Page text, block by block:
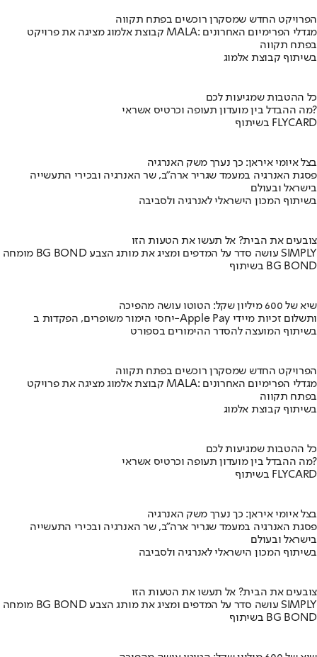
הפרויקט החדש שמסקרן רוכשים בפתח תקווה
קבוצת אלמוג מציגה את פרויקט MALA: מגדלי הפרימיום האחרונים
בפתח תקווה
בשיתוף קבוצת אלמוג
כל ההטבות שמגיעות לכם
מה ההבדל בין מועדון תעופה וכרטיס אשראי?
בשיתוף FLYCARD
בצל איומי איראן: כך נערך משק האנרגיה
פסגת האנרגיה במעמד שגריר ארה"ב, שר האנרגיה ובכירי התעשייה
בישראל ובעולם
בשיתוף המכון הישראלי לאנרגיה ולסביבה
צובעים את הבית? אל תעשו את הטעות הזו
מומחה BG BOND עושה סדר על המדפים ומציג את מותג הצבע SIMPLY
בשיתוף BG BOND
שיא של 600 מיליון שקל: הטוטו עושה מהפיכה
יחסי הימור משופרים, הפקדות ב-Apple Pay ותשלום זכיות מיידי
בשיתוף המועצה להסדר ההימורים בספורט
הפרויקט החדש שמסקרן רוכשים בפתח תקווה
קבוצת אלמוג מציגה את פרויקט MALA: מגדלי הפרימיום האחרונים
בפתח תקווה
בשיתוף קבוצת אלמוג
כל ההטבות שמגיעות לכם
מה ההבדל בין מועדון תעופה וכרטיס אשראי?
בשיתוף FLYCARD
בצל איומי איראן: כך נערך משק האנרגיה
פסגת האנרגיה במעמד שגריר ארה"ב, שר האנרגיה ובכירי התעשייה
בישראל ובעולם
בשיתוף המכון הישראלי לאנרגיה ולסביבה
צובעים את הבית? אל תעשו את הטעות הזו
מומחה BG BOND עושה סדר על המדפים ומציג את מותג הצבע SIMPLY
בשיתוף BG BOND